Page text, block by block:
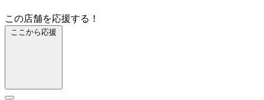
この店舗を応援する！
ここから応援